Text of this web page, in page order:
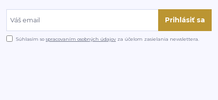
Prihlásiť sa
Súhlasím sospracovaním osobných údajov za účelom zasielania newslettera.